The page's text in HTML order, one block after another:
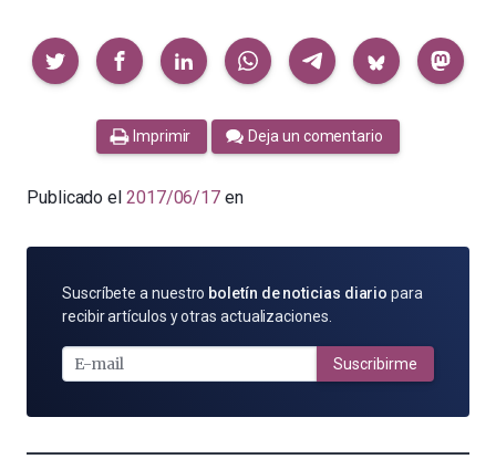
Compartir
Imprimir Deja un comentario
Publicado el 2017/06/17 en
SUSCRÍBETE
POR
MAIL
Suscríbete a nuestro boletín de noticias diario para
recibir artículos y otras actualizaciones.
Suscribirme